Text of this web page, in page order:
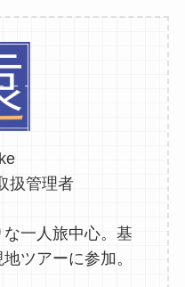
扱管理者
一人旅中心。基
ツアーに参加。